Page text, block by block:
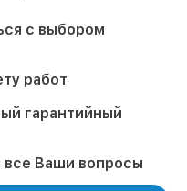
с выбором
работ
гарантийный
все Ваши вопросы